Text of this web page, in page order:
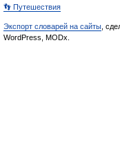
👣 Путешествия
Экспорт словарей на сайты ,
WordPress, MODx.